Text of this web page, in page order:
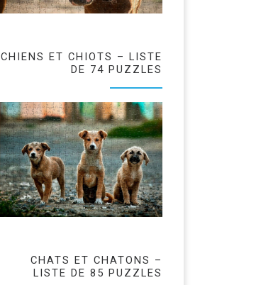
CHIENS ET CHIOTS – LISTE
DE 74 PUZZLES
CHATS ET CHATONS –
LISTE DE 85 PUZZLES